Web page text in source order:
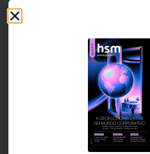
INOVAÇÃO & ESTRATÉGIA,
USER
15 DE
A IA transforma o
pessoas que constroem
Enquanto a IA assume processos,
tarefas repetitivas, cresce a
competências exclusivamente